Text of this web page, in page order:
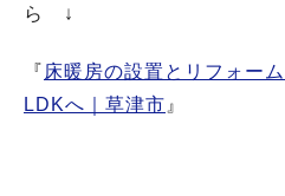
ら ↓
『 床暖房の設置とリフォー
LDKへ｜草津市 』